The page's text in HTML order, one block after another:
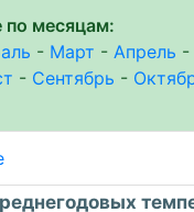
по месяцам:
- Март - Апрель -
- Сентябрь -